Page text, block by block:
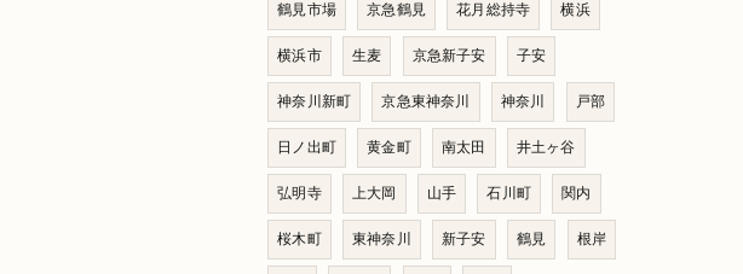
鶴見市場 京急鶴見 花月総持寺 横浜
横浜市 生麦 京急新子安 子安
神奈川新町 京急東神奈川 神奈川 戸部
日ノ出町 黄金町 南太田 井土ヶ谷
弘明寺 上大岡 山手 石川町 関内
桜木町 東神奈川 新子安 鶴見 根岸